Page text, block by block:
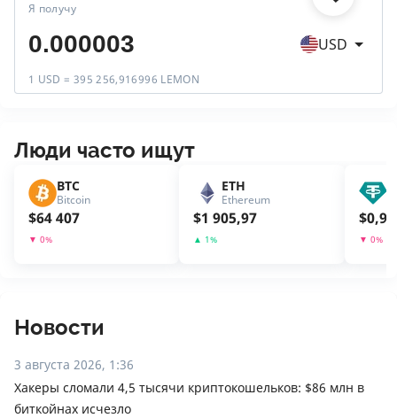
Я получу
1 USD = 395 256,916996 LEMON
USD
Люди часто ищут
BTC
Bitcoin
$64 407
▼ 0%
ETH
Ethereum
$1 905,97
▲ 1%
$
▼ 0%
Новости
3 августа 2026, 1:36
Хакеры сломали 4,5 тысячи криптокошельков: $86 млн в
биткойнах исчезло